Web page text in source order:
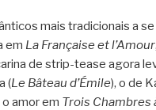
mais tradicionais a
em La Française et l’Amour
de strip-tease agora
(Le Bâteau d’Émile), o de
amor em Trois Chambres